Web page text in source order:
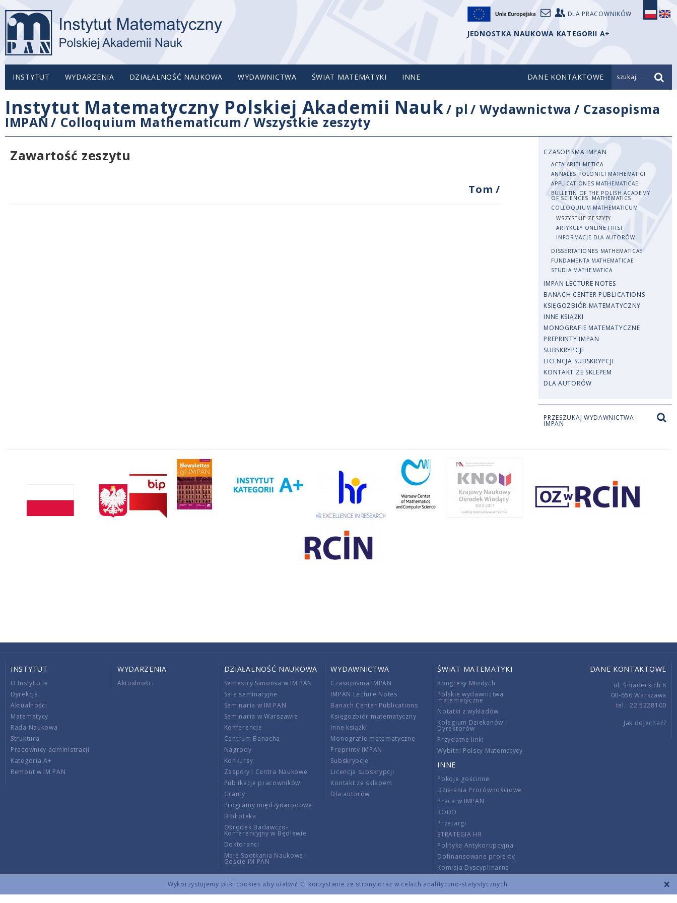
Wykorzystujemy pliki cookies aby ułatwić Ci korzystanie ze strony oraz w celach analityczno-statystycznych.
DLA PRACOWNIKÓW
JEDNOSTKA NAUKOWA KATEGORII A+
INSTYTUT WYDARZENIA DZIAŁALNOŚĆ NAUKOWA WYDAWNICTWA ŚWIAT MATEMATYKI INNE DANE KONTAKTOWE szukaj...
Instytut Matematyczny Polskiej Akademii Nauk/ pl /Wydawnictwa / Czasopisma
IMPAN / Colloquium Mathematicum/ Wszystkie zeszyty
Zawartość zeszytu
Tom/
CZASOPISMA IMPAN
ACTA ARITHMETICA
ANNALES POLONICI MATHEMATICI
APPLICATIONES MATHEMATICAE
BULLETIN OF THE POLISH ACADEMY
OF SCIENCES. MATHEMATICS
COLLOQUIUM MATHEMATICUM
WSZYSTKIE ZESZYTY
ARTYKUŁY ONLINE FIRST
INFORMACJE DLA AUTORÓW
DISSERTATIONES MATHEMATICAE
FUNDAMENTA MATHEMATICAE
STUDIA MATHEMATICA
IMPAN LECTURE NOTES
BANACH CENTER PUBLICATIONS
KSIĘGOZBIÓR MATEMATYCZNY
INNE KSIĄŻKI
MONOGRAFIE MATEMATYCZNE
PREPRINTY IMPAN
SUBSKRYPCJE
LICENCJA SUBSKRYPCJI
KONTAKT ZE SKLEPEM
DLA AUTORÓW
PRZESZUKAJ WYDAWNICTWA
IMPAN
INSTYTUT
O Instytucie
Dyrekcja
Aktualności
Matematycy
Rada Naukowa
Struktura
Pracownicy administracji
Kategoria A+
Remont w IM PAN
WYDARZENIA
Aktualności
DZIAŁALNOŚĆ NAUKOWA
Semestry Simonsa w IM PAN
Sale seminaryjne
Seminaria w IM PAN
Seminaria w Warszawie
Konferencje
Centrum Banacha
Nagrody
Konkursy
Zespoły i Centra Naukowe
Publikacje pracowników
Granty
Programy międzynarodowe
Biblioteka
Ośrodek Badawczo-
Konferencyjny w Będlewie
Doktoranci
Małe Spotkania Naukowe i
Goście IM PAN
WYDAWNICTWA
Czasopisma IMPAN
IMPAN Lecture Notes
Banach Center Publications
Księgozbiór matematyczny
Inne książki
Monografie matematyczne
Preprinty IMPAN
Subskrypcje
Licencja subskrypcji
Kontakt ze sklepem
Dla autorów
ŚWIAT MATEMATYKI
Kongresy Młodych
Polskie wydawnictwa
matematyczne
Notatki z wykładów
Kolegium Dziekanów i
Dyrektorów
Przydatne linki
Wybitni Polscy Matematycy
INNE
Pokoje gościnne
Działania Prorównościowe
Praca w IMPAN
RODO
Przetargi
STRATEGIA HR
Polityka Antykorupcyjna
Dofinansowane projekty
Komisja Dyscyplinarna
Wnoszenie opłat
DANE KONTAKTOWE
ul. Śniadeckich 8
00-656 Warszawa
tel.: 22 5228100
Jak dojechać?